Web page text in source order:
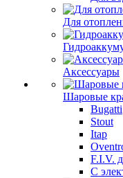
Для
Аксессуары
Шаровые
Bugatti
Stout
Itap
F.I.V.
С